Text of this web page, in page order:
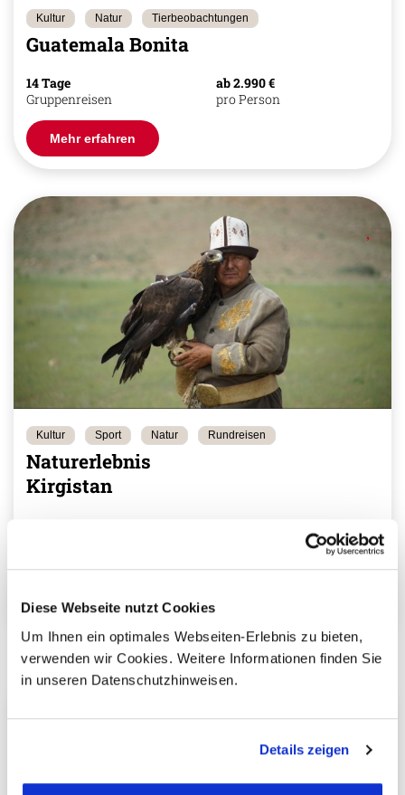
Diese Webseite nutzt Cookies
Um Ihnen ein optimales Webseiten-Erlebnis zu bieten,
verwenden wir Cookies. Weitere Informationen finden Sie
in unseren Datenschutzhinweisen.
Details zeigen
Kultur Natur Tierbeobachtungen
Guatemala Bonita
14 Tage
Gruppenreisen
ab 2.990 €
pro Person
Mehr erfahren
Kultur Sport Natur Rundreisen
Naturerlebnis
Kirgistan
Gruppenreisen
pro Person
Mehr erfahren